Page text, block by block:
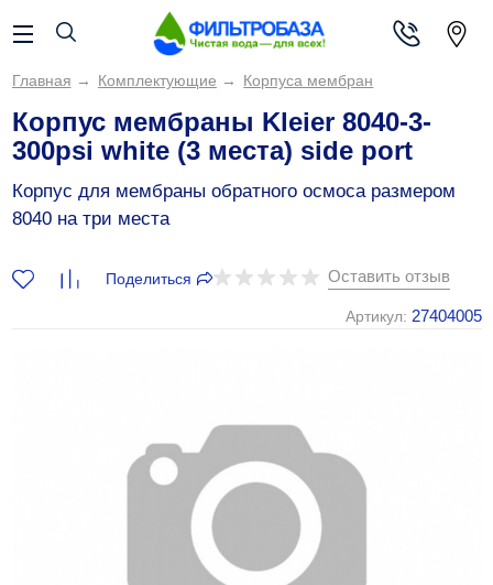
Главная → Комплектующие → Корпуса мембран
Корпус мембраны Kleier 8040-3-
300psi white (3 места) side port
Корпус для мембраны обратного осмоса размером
8040 на три места
Оставить отзыв
Артикул: 27404005
Поделиться